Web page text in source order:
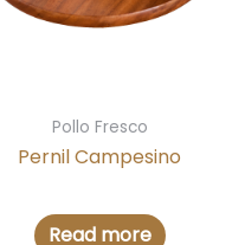
Pollo Fresco
Pernil Campesino
Read more